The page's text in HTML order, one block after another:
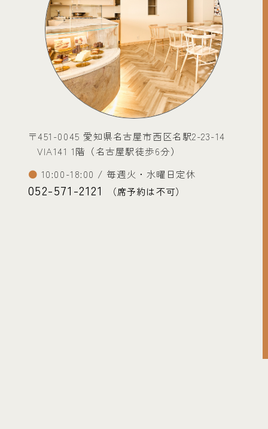
〒451-0045 愛知県名古屋市西区名駅2-23-14
VIA141 1階（名古屋駅徒歩6分）
10:00-18:00 / 毎週火・水曜日定休
052-571-2121 （席予約は不可）